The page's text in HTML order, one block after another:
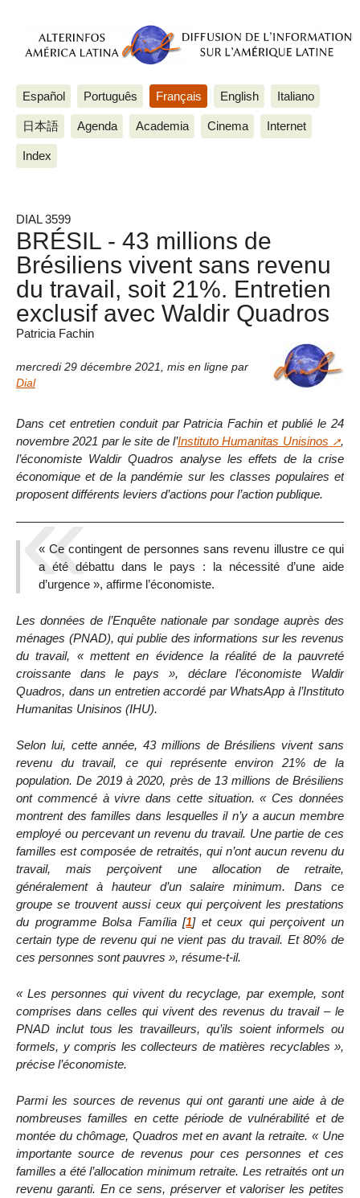
Español Português Français English Italiano
日本語 Agenda Academia Cinema Internet
Index
DIAL 3599
BRÉSIL - 43 millions de
Brésiliens vivent sans revenu
du travail, soit 21%. Entretien
exclusif avec Waldir Quadros
Patricia Fachin
mercredi 29 décembre 2021
mis en ligne par
Dial
Dans cet entretien conduit par Patricia Fachin et publié le 24
novembre 2021 par le site de l’Instituto Humanitas Unisinos
,
l’économiste Waldir Quadros analyse les effets de la crise
économique et de la pandémie sur les classes populaires et
proposent différents leviers d’actions pour l’action publique.
« Ce contingent de personnes sans revenu illustre ce qui
a été débattu dans le pays : la nécessité d’une aide
d’urgence », affirme l’économiste.
Les données de l’Enquête nationale par sondage auprès des
ménages (PNAD), qui publie des informations sur les revenus
du travail, « mettent en évidence la réalité de la pauvreté
croissante dans le pays », déclare l’économiste Waldir
Quadros, dans un entretien accordé par WhatsApp à l’Instituto
Humanitas Unisinos (IHU).
Selon lui, cette année, 43 millions de Brésiliens vivent sans
revenu du travail, ce qui représente environ 21% de la
population. De 2019 à 2020, près de 13 millions de Brésiliens
ont commencé à vivre dans cette situation. « Ces données
montrent des familles dans lesquelles il n’y a aucun membre
employé ou percevant un revenu du travail. Une partie de ces
familles est composée de retraités, qui n’ont aucun revenu du
travail, mais perçoivent une allocation de retraite,
généralement à hauteur d’un salaire minimum. Dans ce
groupe se trouvent aussi ceux qui perçoivent les prestations
du programmeBolsa Família[1]et ceux qui perçoivent un
certain type de revenu qui ne vient pas du travail. Et 80% de
ces personnes sont pauvres », résume-t-il.
« Les personnes qui vivent du recyclage, par exemple, sont
comprises dans celles qui vivent des revenus du travail – le
PNAD inclut tous les travailleurs, qu’ils soient informels ou
formels, y compris les collecteurs de matières recyclables »,
précise l’économiste.
Parmi les sources de revenus qui ont garanti une aide à de
nombreuses familles en cette période de vulnérabilité et de
montée du chômage, Quadros met en avant la retraite. « Une
importante source de revenus pour ces personnes et ces
familles a été l’allocation minimum retraite. Les retraités ont un
revenu garanti. En ce sens, préserver et valoriser les petites